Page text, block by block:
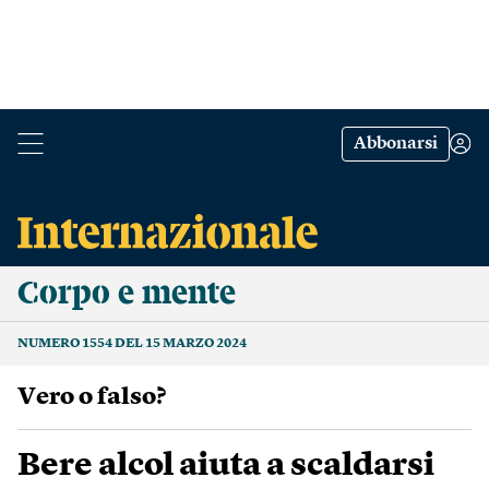
Abbonarsi
Corpo e mente
NUMERO 1554 DEL 15 MARZO 2024
Vero o falso?
Bere alcol aiuta a scaldarsi